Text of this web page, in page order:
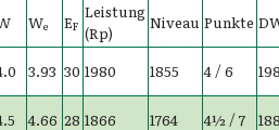
We EF
Leistung
(Rp)
Niveau Punkte
3.93 30 1980 1855 4 / 6
4.66 28 1866 1764 4½ / 7